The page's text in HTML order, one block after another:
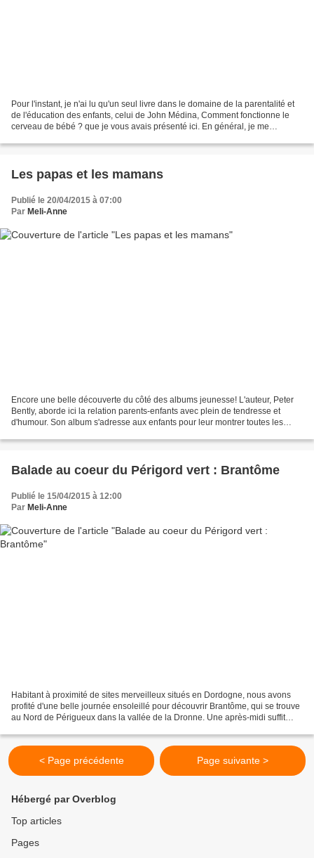
Pour l'instant, je n'ai lu qu'un seul livre dans le domaine de la parentalité et
de l'éducation des enfants, celui de John Médina, Comment fonctionne le
cerveau de bébé ? que je vous avais présenté ici. En général, je me
Les papas et les mamans
Publié le 20/04/2015 à 07:00
Par Meli-Anne
Encore une belle découverte du côté des albums jeunesse! L'auteur, Peter
Bently, aborde ici la relation parents-enfants avec plein de tendresse et
d'humour. Son album s'adresse aux enfants pour leur montrer toutes les
Balade au coeur du Périgord vert : Brantôme
Publié le 15/04/2015 à 12:00
Par Meli-Anne
Habitant à proximité de sites merveilleux situés en Dordogne, nous avons
profité d'une belle journée ensoleillé pour découvrir Brantôme, qui se trouve
au Nord de Périgueux dans la vallée de la Dronne. Une après-midi suffit
< Page précédente Page suivante >
Hébergé par Overblog
Top articles
Pages